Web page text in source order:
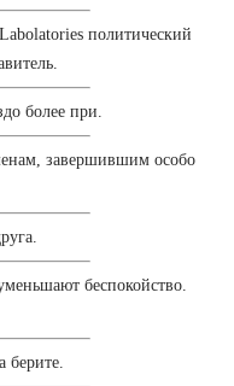
политический
более при.
завершившим особо
беспокойство.
берите.